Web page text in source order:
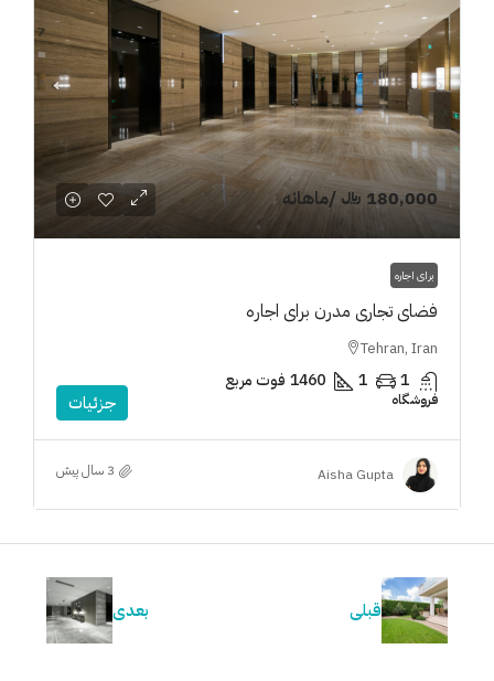
180,000 ﷼ /ماهانه
برای اجاره
فضای تجاری مدرن برای اجاره
Tehran, Iran
1
1
1460 فوت مربع
فروشگاه جزئیات
Aisha Gupta 3 سال پیش
قبلی بعدی